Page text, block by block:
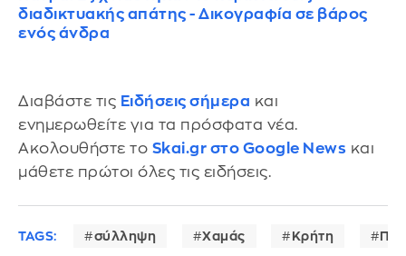
διαδικτυακής απάτης - Δικογραφία σε βάρος
ενός άνδρα
Διαβάστε τις Ειδήσεις σήμερα και
ενημερωθείτε για τα πρόσφατα νέα.
Ακολουθήστε το Skai.gr στο Google News και
μάθετε πρώτοι όλες τις ειδήσεις.
TAGS: σύλληψη Χαμάς Κρήτη